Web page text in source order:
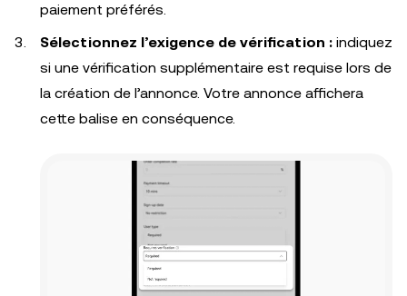
paiement préférés.
Sélectionnez l’exigence de vérification : indiquez
si une vérification supplémentaire est requise lors de
la création de l’annonce. Votre annonce affichera
cette balise en conséquence.